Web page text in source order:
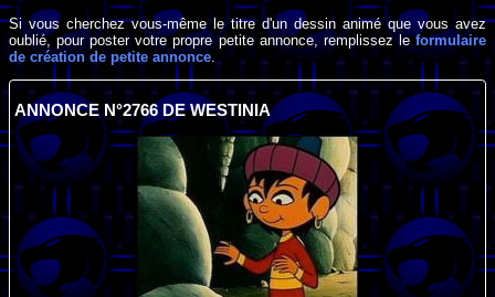
Si vous cherchez vous-même le titre d'un dessin animé que vous avez
oublié, pour poster votre propre petite annonce, remplissez leformulaire
de création de petite annonce .
ANNONCE N°2766 DE WESTINIA